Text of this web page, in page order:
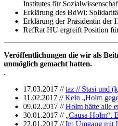
Institutes für
Erklärung des BdWi:
Erklärung der Präsidentin der
RefRat HU ergreift Position
Veröffentlichungen die wir als
unmöglich gemacht hatten.
.
17.03.2017 //taz // Stasi und
11.02.2017 //Kein „Holm
09.02.2017 //Holm hätte alle
30.01.2017 // „Causa Holm“.
22.01.2017 //Im Umgang mit